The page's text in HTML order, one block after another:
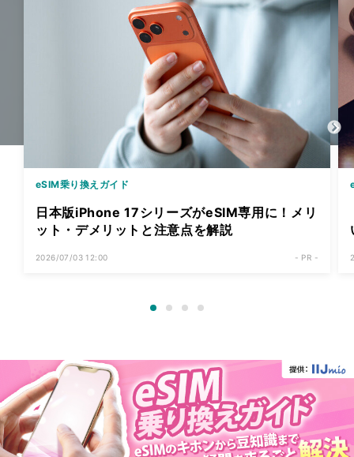
eSIM乗り換えガイド
日本版iPhone 17シリーズがeSIM専用に！メリ
ット・デメリットと注意点を解説
2026/07/03 12:00 - PR -